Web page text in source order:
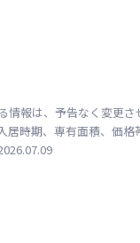
情報は、予告なく変更
居時期、専有面積、価